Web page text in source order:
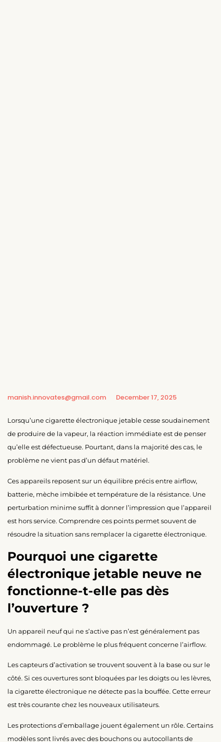
manish.innovates@gmail.com December 17, 2025
Lorsqu’une cigarette électronique jetable cesse soudainement
de produire de la vapeur, la réaction immédiate est de penser
qu’elle est défectueuse. Pourtant, dans la majorité des cas, le
problème ne vient pas d’un défaut matériel.
Ces appareils reposent sur un équilibre précis entre airflow,
batterie, mèche imbibée et température de la résistance. Une
perturbation minime suffit à donner l’impression que l’appareil
est hors service. Comprendre ces points permet souvent de
résoudre la situation sans remplacer la cigarette électronique.
Pourquoi une cigarette
électronique jetable neuve ne
fonctionne-t-elle pas dès
l’ouverture ?
Un appareil neuf qui ne s’active pas n’est généralement pas
endommagé. Le problème le plus fréquent concerne l’airflow.
Les capteurs d’activation se trouvent souvent à la base ou sur le
côté. Si ces ouvertures sont bloquées par les doigts ou les lèvres,
la cigarette électronique ne détecte pas la bouffée. Cette erreur
est très courante chez les nouveaux utilisateurs.
Les protections d’emballage jouent également un rôle. Certains
modèles sont livrés avec des bouchons ou autocollants de